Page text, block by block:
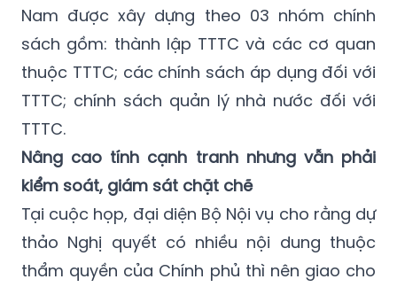
Nam được xây dựng theo 03 nhóm chính
sách gồm: thành lập TTTC và các cơ quan
thuộc TTTC; các chính sách áp dụng đối với
TTTC; chính sách quản lý nhà nước đối với
TTTC.
Nâng cao tính cạnh tranh nhưng vẫn phải
kiểm soát, giám sát chặt chẽ
Tại cuộc họp, đại diện Bộ Nội vụ cho rằng dự
thảo Nghị quyết có nhiều nội dung thuộc
thẩm quyền của Chính phủ thì nên giao cho